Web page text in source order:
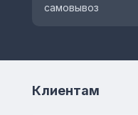
самовывоз
Клиентам